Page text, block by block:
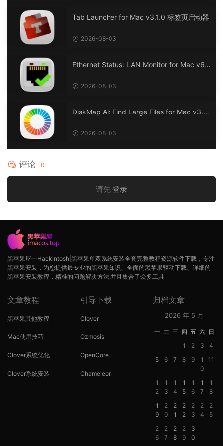
Tab Launcher for Mac v3.1.0 标签页启动器
2026-08-03
Ethernet Status: LAN Monitor for Mac v6.
2026-08-03
DiskMap Al: Find Large Files for Mac v3.1
2026-08-03
评论 0
请先 登录
黑苹果屋—Hackintosh|黑苹果单双系统安装全套完整教程资源软件下载，专注
黑苹果安装，为您提供最专业的黑苹果知识、全面的黑苹果驱动下载、详细的
黑苹果安装教程，精准的问题解决方法,并且集合了众多工具
文章教程
黑苹果其他教程
Mac使用技巧
Clover系统优化
Clover系统安装
引导下载
Clover
Ozmosis
OpenCore
Chameleon
归档文章
2026 年 5 月
一 二 三 四 五 六 日
1
2 3
4
5
6 7 8 9
1
0
11
1
2
1
3
1
4
1
5
1
6
1
7
1
8
1
9
2
0
2
1
2
2
2
3
2
4
2
5
2
6
2
7
2
8
2
9
3
0